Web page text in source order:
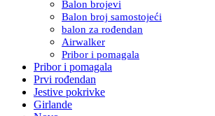
Balon brojevi
Balon broj samostojeći
balon za rođendan
Airwalker
Pribor i pomagala
Pribor i pomagala
Prvi rođendan
Jestive pokrivke
Girlande